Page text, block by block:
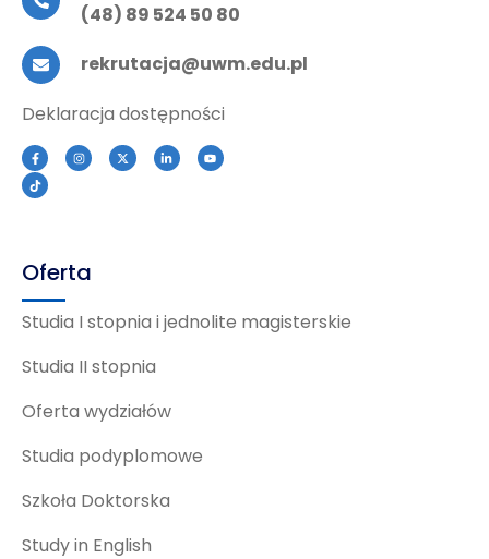
(48) 89 524 50 80
rekrutacja@uwm.edu.pl
Deklaracja dostępności
Oferta
Studia I stopnia i jednolite magisterskie
Studia II stopnia
Oferta wydziałów
Studia podyplomowe
Szkoła Doktorska
Study in English